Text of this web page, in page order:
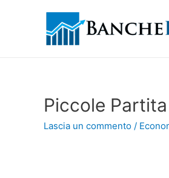
Piccole
Lascia un commento /